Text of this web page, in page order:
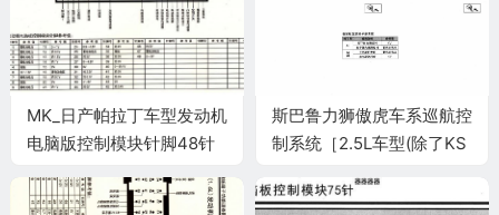
MK_日产帕拉丁车型发动机
电脑版控制模块针脚48针
斯巴鲁力狮傲虎车系巡航控
制系统［2.5L车型(除了KS
电脑板34+35+35+31 针